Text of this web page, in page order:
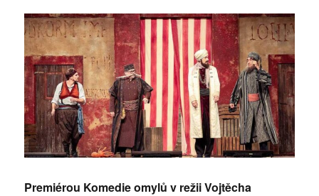
Premiérou Komedie omylů v režii Vojtěcha